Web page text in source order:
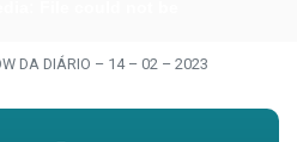
DA DIÁRIO – 14 – 02 – 2023